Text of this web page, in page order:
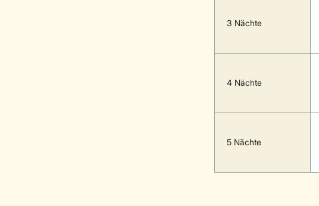
3 Nächte
4 Nächte
5 Nächte